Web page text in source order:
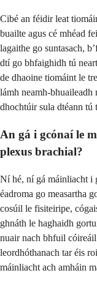
Cibé an féidir leat
buailte agus cé mhéad
lagaithe go suntasach,
dtí go bhfaighidh tú
de dhaoine tiomáint le
lámh neamh-
dhochtúir sula dtéann tú
An gá i gcónaí le
plexus brachial?
Ní hé, ní gá máinliacht i
éadroma go measartha
cosúil le fisiteiripe,
ghnáth le haghaidh
nuair nach bhfuil
leordhóthanach tar éis
máinliacht ach amháin